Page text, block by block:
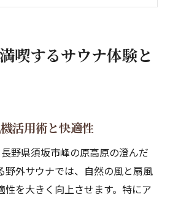
ナ内の温度均一化術
度ムラと扇風機の役割
風機が実現する快適な空間
度差を扇風機で解消する方法
温度を均一化するコツと扇風
喫するサウナ体験と
活用術と快適性
野県須坂市峰の原高原の澄んだ
野外サウナでは、自然の風と扇風
性を大きく向上させます。特にア